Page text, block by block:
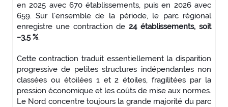
en 2025 avec 670 établissements, puis en 2026 avec
659. Sur l’ensemble de la période, le parc régional
enregistre une contraction de24 établissements, soit
−3,5 %.
Cette contraction traduit essentiellement la disparition
progressive de petites structures indépendantes non
classées ou étoilées 1 et 2 étoiles, fragilitées par la
pression économique et les coûts de mise aux normes.
Le Nord concentre toujours la grande majorité du parc